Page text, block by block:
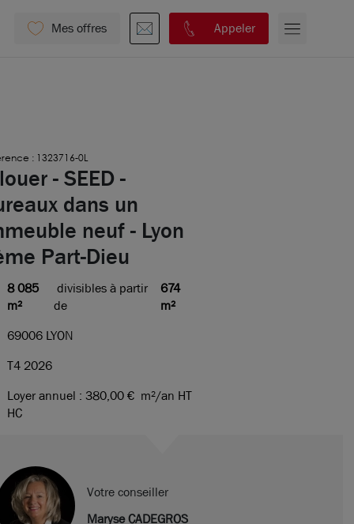
Mes offres Appeler
: 1323716-0L
- SEED -
dans un
neuf - Lyon
Part-Dieu
8 085
m²
divisibles à partir
de
674
m²
69006 LYON
T4 2026
Loyer annuel : 380,00 € m²/an HT
HC
Votre conseiller
Maryse CADEGROS